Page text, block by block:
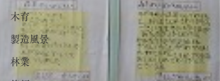
木育
製造風景
林業